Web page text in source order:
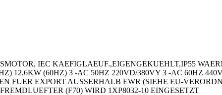
IEC KAEFIGLAEUF.,EIGENGEKUEHLT,IP55
12,6KW (60HZ) 3 -AC 50HZ 220VD/380VY 3 -AC 60HZ
FUER EXPORT AUSSERHALB EWR (SIEHE EU-
(F70) WIRD 1XP8032-10 EINGESETZT